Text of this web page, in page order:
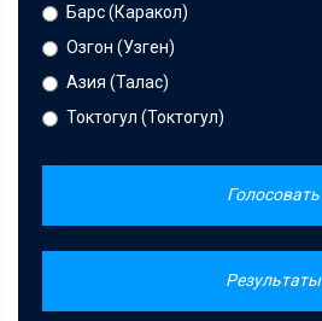
Барс (Каракол)
Озгон (Узген)
Азия (Талас)
Токтогул (Токтогул)
Голосовать
Результаты